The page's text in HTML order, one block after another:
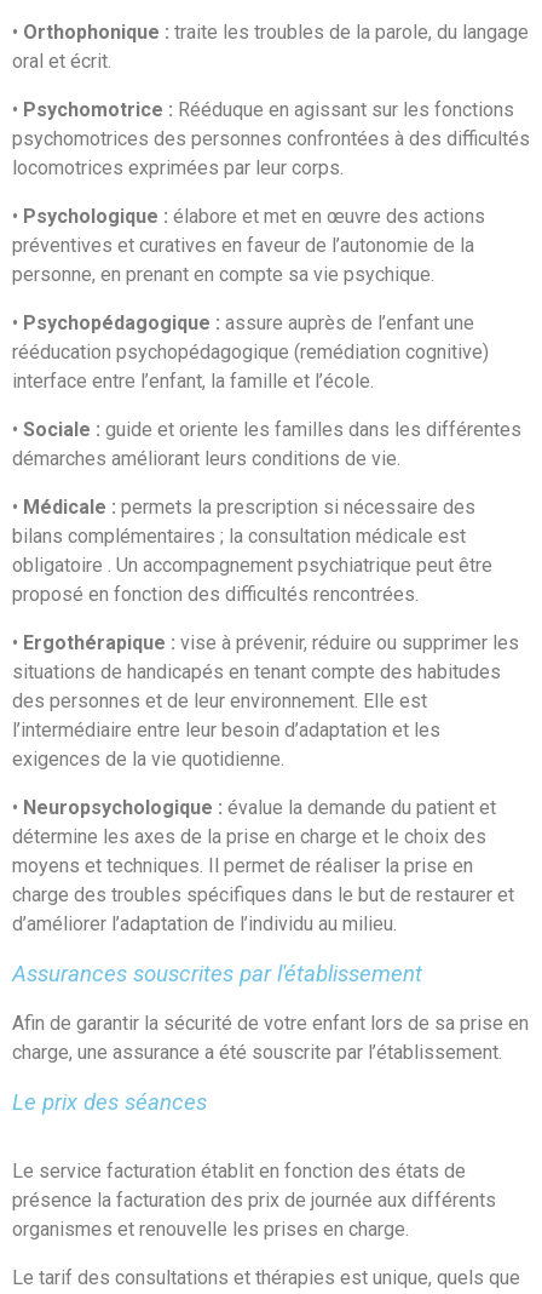
• Orthophonique : traite les troubles de la parole, du langage
oral et écrit.
• Psychomotrice : Rééduque en agissant sur les fonctions
psychomotrices des personnes confrontées à des difficultés
locomotrices exprimées par leur corps.
• Psychologique : élabore et met en œuvre des actions
préventives et curatives en faveur de l’autonomie de la
personne, en prenant en compte sa vie psychique.
• Psychopédagogique : assure auprès de l’enfant une
rééducation psychopédagogique (remédiation cognitive)
interface entre l’enfant, la famille et l’école.
• Sociale : guide et oriente les familles dans les différentes
démarches améliorant leurs conditions de vie.
• Médicale : permets la prescription si nécessaire des
bilans complémentaires ; la consultation médicale est
obligatoire . Un accompagnement psychiatrique peut être
proposé en fonction des difficultés rencontrées.
• Ergothérapique : vise à prévenir, réduire ou supprimer les
situations de handicapés en tenant compte des habitudes
des personnes et de leur environnement. Elle est
l’intermédiaire entre leur besoin d’adaptation et les
exigences de la vie quotidienne.
• Neuropsychologique : évalue la demande du patient et
détermine les axes de la prise en charge et le choix des
moyens et techniques. Il permet de réaliser la prise en
charge des troubles spécifiques dans le but de restaurer et
d’améliorer l’adaptation de l’individu au milieu.
Assurances souscrites par l'établissement
Afin de garantir la sécurité de votre enfant lors de sa prise en
charge, une assurance a été souscrite par l’établissement.
Le prix des séances
Le service facturation établit en fonction des états de
présence la facturation des prix de journée aux différents
organismes et renouvelle les prises en charge.
Le tarif des consultations et thérapies est unique, quels que